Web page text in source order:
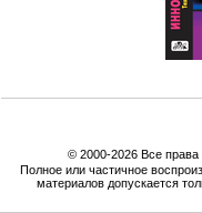
© 2000-2026 Все права
Полное или частичное
материалов допускается